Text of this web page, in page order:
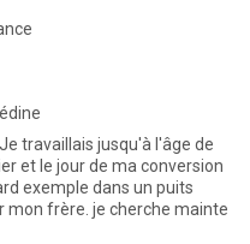
Je travaillais jusqu'à l'âge de
et le jour de ma conversion
exemple dans un puits
mon frère. je cherche mainte